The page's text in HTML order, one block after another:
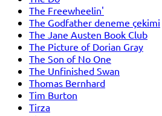
The Freewheelin'
The Godfather deneme çekimi
The Jane Austen Book Club
The Picture of Dorian Gray
The Son of No One
The Unfinished Swan
Thomas Bernhard
Tim Burton
Tirza